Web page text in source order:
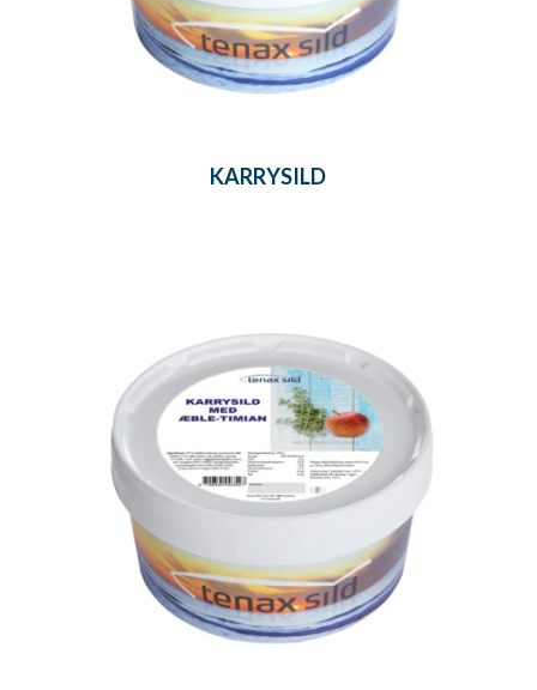
KARRYSILD